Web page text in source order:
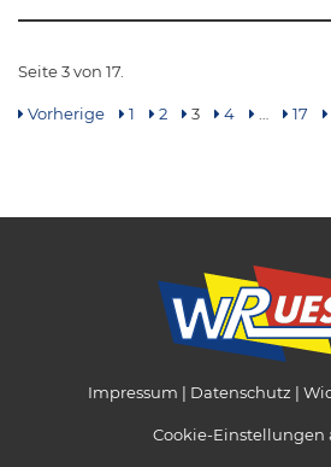
Seite 3 von 17.
Vorherige 1 2 3 4 … 17
Impressum Datenschutz
Cookie-Einstellungen